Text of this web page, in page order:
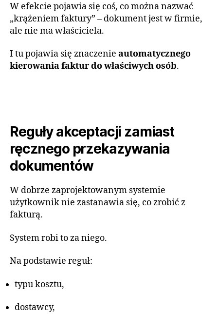
W efekcie pojawia się coś, co można nazwać
„krążeniem faktury” – dokument jest w firmie,
ale nie ma właściciela.
I tu pojawia się znaczenie automatycznego
kierowania faktur do właściwych osób.
Reguły akceptacji zamiast
ręcznego przekazywania
dokumentów
W dobrze zaprojektowanym systemie
użytkownik nie zastanawia się, co zrobić z
fakturą.
System robi to za niego.
Na podstawie reguł:
typu kosztu,
dostawcy,